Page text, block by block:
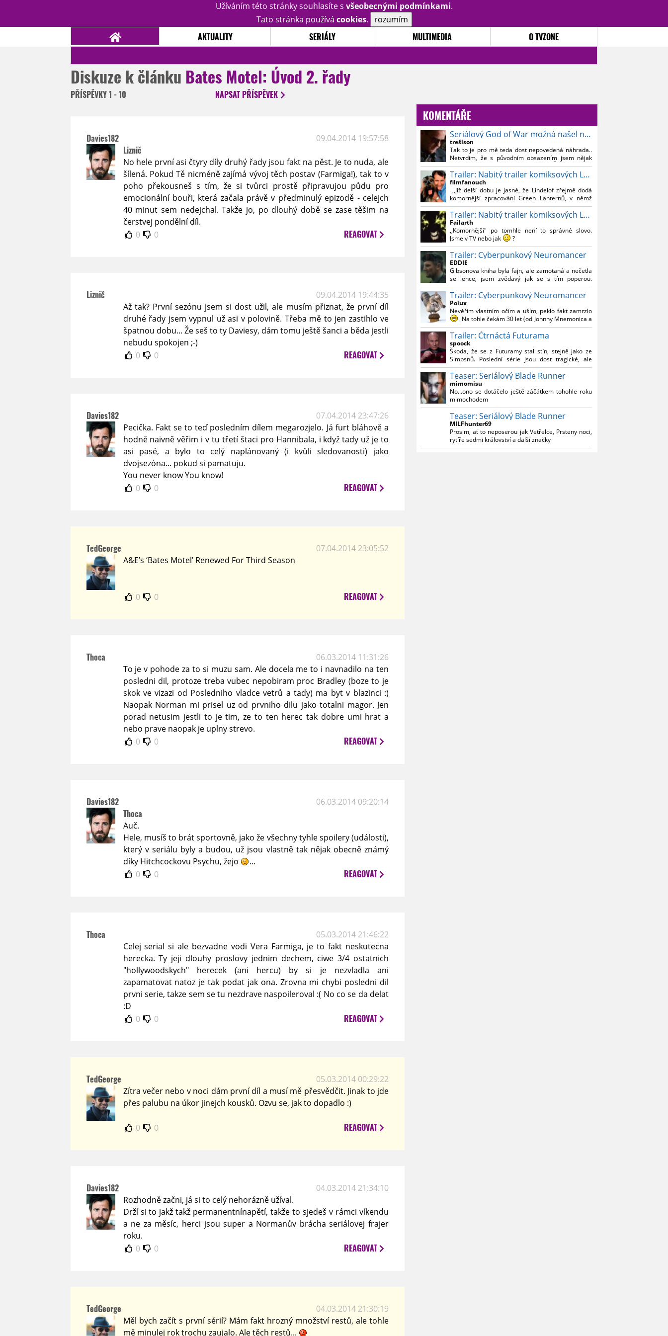
Užíváním této stránky souhlasíte s všeobecnými podmínkami.
Tato stránka používá cookies. rozumím
AKTUALITY SERIÁLY MULTIMEDIA O TVZONE
Diskuze k článku Bates Motel: Úvod 2. řady
PŘÍSPĚVKY1 - 10 NAPSAT PŘÍSPĚVEK
Davies182 09.04.2014 19:57:58
Liznič
No hele první asi čtyry díly druhý řady jsou fakt na pěst. Je to nuda, ale
šílená. Pokud Tě nicméně zajímá vývoj těch postav (Farmiga!), tak to v
poho překousneš s tím, že si tvůrci prostě připravujou půdu pro
emocionální bouři, která začala právě v předminulý epizodě - celejch
40 minut sem nedejchal. Takže jo, po dlouhý době se zase těšim na
čerstvej pondělní díl.
0
0 REAGOVAT
Liznič
09.04.2014 19:44:35
Až tak? První sezónu jsem si dost užil, ale musím přiznat, že první díl
druhé řady jsem vypnul už asi v polovině. Třeba mě to jen zastihlo ve
špatnou dobu... Že seš to ty Daviesy, dám tomu ještě šanci a běda jestli
nebudu spokojen ;-)
0
0 REAGOVAT
Davies182
07.04.2014 23:47:26
Pecička. Fakt se to teď posledním dílem megarozjelo. Já furt bláhově a
hodně naivně věřim i v tu třetí štaci pro Hannibala, i když tady už je to
asi pasé, a bylo to celý naplánovaný (i kvůli sledovanosti) jako
dvojsezóna... pokud si pamatuju.
You never know You know!
0
0 REAGOVAT
TedGeorge
07.04.2014 23:05:52
A&E’s ‘Bates Motel’ Renewed For Third Season
0 0 REAGOVAT
Thoca
06.03.2014 11:31:26
To je v pohode za to si muzu sam. Ale docela me to i navnadilo na ten
posledni dil, protoze treba vubec nepobiram proc Bradley (boze to je
skok ve vizazi od Posledniho vladce vetrů a tady) ma byt v blazinci :)
Naopak Norman mi prisel uz od prvniho dilu jako totalni magor. Jen
porad netusim jestli to je tim, ze to ten herec tak dobre umi hrat a
nebo prave naopak je uplny strevo.
0
0 REAGOVAT
Davies182 06.03.2014 09:20:14
Thoca
Auč.
Hele, musíš to brát sportovně, jako že všechny tyhle spoilery (události),
který v seriálu byly a budou, už jsou vlastně tak nějak obecně známý
díky Hitchcockovu Psychu, žejo
...
0
0 REAGOVAT
Thoca
05.03.2014 21:46:22
Celej serial si ale bezvadne vodi Vera Farmiga, je to fakt neskutecna
herecka. Ty jeji dlouhy proslovy jednim dechem, ciwe 3/4 ostatnich
"hollywoodskych" herecek (ani hercu) by si je nezvladla ani
zapamatovat natoz je tak podat jak ona. Zrovna mi chybi posledni dil
prvni serie, takze sem se tu nezdrave naspoileroval :( No co se da delat
:D
0
0 REAGOVAT
TedGeorge
05.03.2014 00:29:22
Zítra večer nebo v noci dám první díl a musí mě přesvědčit. Jinak to jde
přes palubu na úkor jinejch kousků. Ozvu se, jak to dopadlo :)
0 0 REAGOVAT
Davies182
04.03.2014 21:34:10
Rozhodně začni, já si to celý nehorázně užíval.
Drží si to jakž takž permanentnínapětí, takže to sjedeš v rámci víkendu
a ne za měsíc, herci jsou super a Normanův brácha seriálovej frajer
roku.
0
0 REAGOVAT
TedGeorge
04.03.2014 21:30:19
Měl bych začít s první sérií? Mám fakt hrozný množství restů, ale tohle
mě minulej rok trochu zaujalo. Ale těch restů...
KOMENTÁŘE
Seriálový God of War možná našel nového Kratose
trešlson
Tak to je pro mě teda dost nepovedená náhrada..
Netvrdím, že s původním obsazením jsem nějak
souznil, ale Bautistu fakt nemusim..
Trailer: Nabitý trailer komiksových Lanterns
filmfanouch
,,Již delší dobu je jasné, že Lindelof zřejmě dodá
komornější zpracování Green Lanternů, v němž
nebude moc prostoru na vesmírné blbnutí, o to více
se ovšem bude moci nová adaptace odprostit třeba
od filmového Green Lanterna s Ryanem
Reynoldsem.´´ Co je na tom nesrozumitelného?
Trailer: Nabitý trailer komiksových Lanterns
Failarth
,,Komornější" po tomhle není to správné slovo.
Jsme v TV nebo jak
?
Nebál bych se říct, že to vypadá skvěle jak po
stránce kvantity materiálu, tak i formou.
Výběr Ulricha Tomsena pro mě velké překvapení a
velmi zajímavá volba bravo.
Chandler je lepší a lepší s každou novou scénou.
Komiksy to mají ted´těžké, paradoxně tomu škodí
to všechno kolem (DC nebo MCU to je buřt) , ale
nezasloužilo by si to zářez jen kvůli tomu. Držím
tomu palce.
Trailer: Cyberpunkový Neuromancer
EDDIE
Gibsonova kniha byla fajn, ale zamotaná a nečetla
se lehce, jsem zvědavý jak se s tím poperou.
Grafický román jsem nevěděl, že existuje.
Trailer: Cyberpunkový Neuromancer
Polux
Nevěřím vlastním očím a uším, peklo fakt zamrzlo
. Na tohle čekám 30 let (od Johnny Mnemonica a
tehdejšího zjištění z časopisů, kdo je to Gibson a co
je jeho debutová kniha zač), přičemž 25 let (od
Matrixu, který pojem cyberpunk dostal do
povědomí i obyčejného diváka a nikoliv fanouška
žánru) marně doufám, že si po řadě "duchovních
nástupců", kteří přišli poté (Ghost In The Shell, Alita:
Battle Angel, Altered Carbon, Blade Runner 2049,
Cyberpunk 2077, atd.), někdo konečně vzpomene i
na bibli cyberpunku, se kterou to všechno začalo.
Teď už nezbývá nic jiného než se tiše modlit a
doufat, že to bude stát za to
. Plus kudos za
sázku na seriál a nikoliv film, snad tvůrci tu výsadu
násobně větší stopáže náležitě využijí.
Trailer: Čtrnáctá Futurama
spoock
Škoda, že se z Futuramy stal stín, stejně jako ze
Simpsnů. Poslední série jsou dost tragické, ale
třeba se objeví nějaký zajímavý scénárista.
Nedávno začala vycházet nová řada Ricka a
Mortyho a já z úžasem zjistil, že se na to dá opět
koukat.
Teaser: Seriálový Blade Runner
mimomisu
No...ono se dotáčelo ještě záčátkem tohohle roku
mimochodem
Teaser: Seriálový Blade Runner
MILFhunter69
Prosim, ať to neposerou jak Vetřelce, Prsteny noci,
rytíře sedmi království a další značky